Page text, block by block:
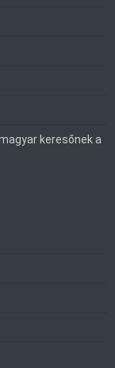
keresőnek a